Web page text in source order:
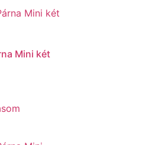
Mini két